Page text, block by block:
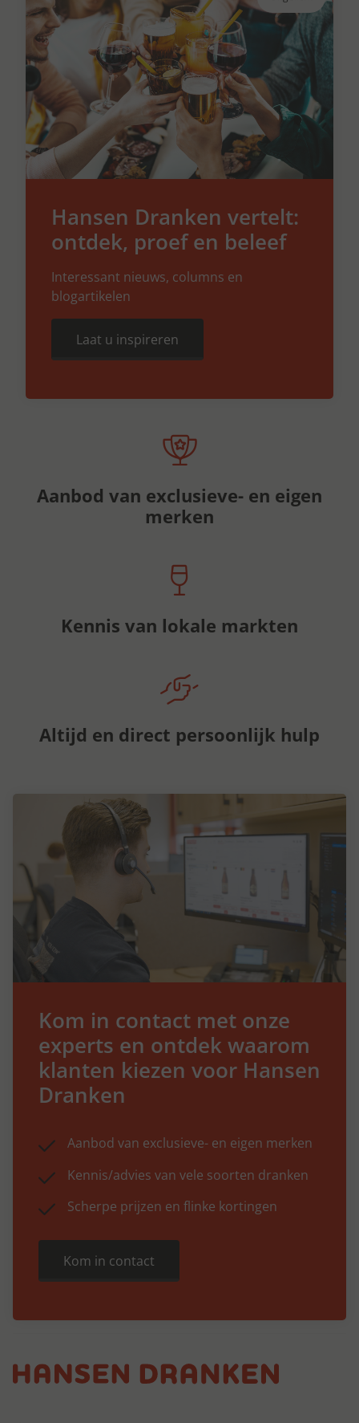
Hansen Dranken vertelt:
ontdek, proef en beleef
Interessant nieuws, columns en
blogartikelen
Laat u inspireren
Aanbod van exclusieve- en eigen
merken
Kennis van lokale markten
Altijd en direct persoonlijk hulp
Kom in contact met onze
experts en ontdek waarom
klanten kiezen voor Hansen
Dranken
Aanbod van exclusieve- en eigen merken
Kennis/advies van vele soorten dranken
Scherpe prijzen en flinke kortingen
Kom in contact